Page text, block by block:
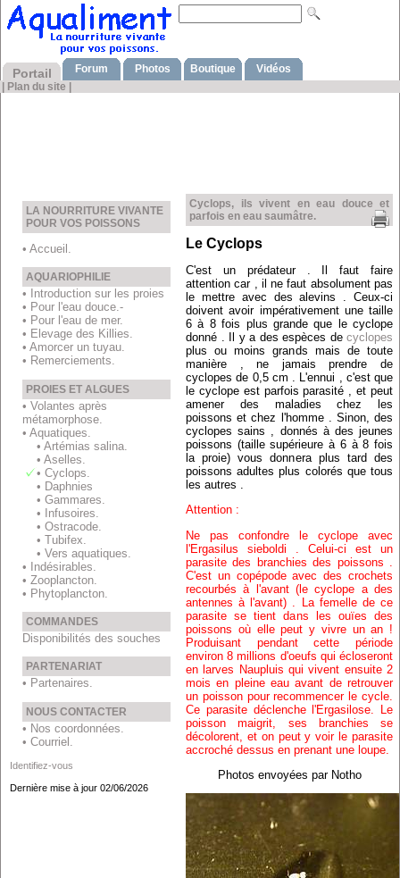
Portail Forum Photos Boutique
Vidéos
Plan du site
LA NOURRITURE VIVANTE
POUR VOS POISSONS
• Accueil.
AQUARIOPHILIE
• Introduction sur les proies
• Pour l'eau douce.-
• Pour l'eau de mer.
• Elevage des Killies.
• Amorcer un tuyau.
• Remerciements.
PROIES ET ALGUES
• Volantes après
métamorphose.
• Aquatiques.
• Artémias salina.
• Aselles.
• Cyclops.
• Daphnies
• Gammares.
• Infusoires.
• Ostracode.
• Tubifex.
• Vers aquatiques.
• Indésirables.
• Zooplancton.
• Phytoplancton.
COMMANDES
Disponibilités des souches
PARTENARIAT
• Partenaires.
NOUS CONTACTER
• Nos coordonnées.
• Courriel.
Identifiez-vous
Dernière mise à jour 02/06/2026
Cyclops, ils vivent en eau douce et
parfois en eau saumâtre.
Le Cyclops
C'est un prédateur . Il faut faire
attention car , il ne faut absolument pas
le mettre avec des alevins . Ceux-ci
doivent avoir impérativement une taille
6 à 8 fois plus grande que le cyclope
donné . Il y a des espèces de cyclopes
plus ou moins grands mais de toute
manière , ne jamais prendre de
cyclopes de 0,5 cm . L'ennui , c'est que
le cyclope est parfois parasité , et peut
amener des maladies chez les
poissons et chez l'homme . Sinon, des
cyclopes sains , donnés à des jeunes
poissons (taille supérieure à 6 à 8 fois
la proie) vous donnera plus tard des
poissons adultes plus colorés que tous
les autres .
Attention :
Ne pas confondre le cyclope avec
l'Ergasilus sieboldi . Celui-ci est un
parasite des branchies des poissons .
C'est un copépode avec des crochets
recourbés à l'avant (le cyclope a des
antennes à l'avant) . La femelle de ce
parasite se tient dans les ouïes des
poissons où elle peut y vivre un an !
Produisant pendant cette période
environ 8 millions d'oeufs qui écloseront
en larves Naupluis qui vivent ensuite 2
mois en pleine eau avant de retrouver
un poisson pour recommencer le cycle.
Ce parasite déclenche l'Ergasilose. Le
poisson maigrit, ses branchies se
décolorent, et on peut y voir le parasite
accroché dessus en prenant une loupe.
Photos envoyées par Notho